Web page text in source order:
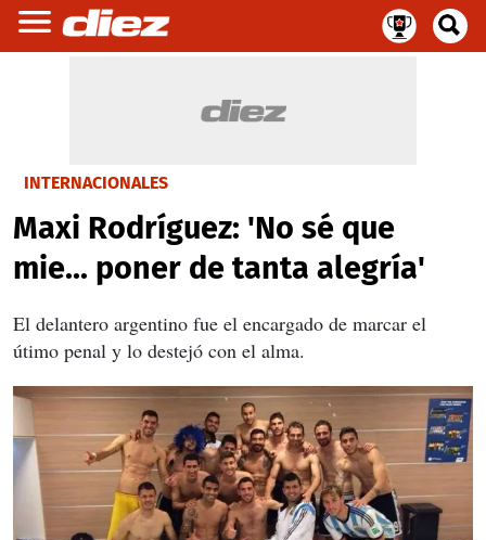
INTERNACIONALES
Maxi Rodríguez: 'No sé que
mie... poner de tanta alegría'
El delantero argentino fue el encargado de marcar el
útimo penal y lo destejó con el alma.